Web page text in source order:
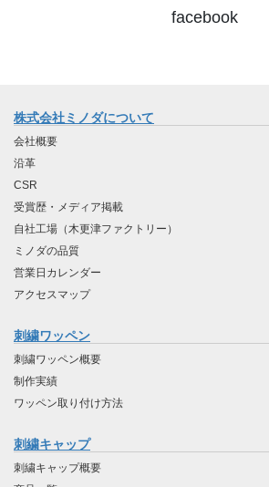
facebook
株式会社ミノダについて
会社概要
沿革
CSR
受賞歴・メディア掲載
自社工場（木更津ファクトリー）
ミノダの品質
営業日カレンダー
アクセスマップ
刺繍ワッペン
刺繍ワッペン概要
制作実績
ワッペン取り付け方法
刺繍キャップ
刺繍キャップ概要